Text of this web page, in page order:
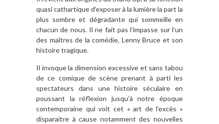
quasi cathartique d’exposer à la lumière la part la
plus sombre et dégradante qui sommeille en
chacun de nous. Il ne fait pas l’impasse sur l’un
des maîtres de la comédie, Lenny Bruce et son
histoire tragique.
Il invoque la dimension excessive et sans tabou
de ce comique de scène prenant à parti les
spectateurs dans une histoire séculaire en
poussant la réflexion jusqu’à notre époque
contemporaine qui voit cet « art de l’excès »
disparaitre à cause notamment des nouvelles